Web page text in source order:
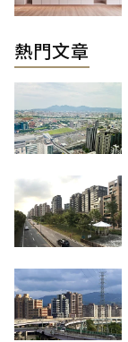
熱門文章